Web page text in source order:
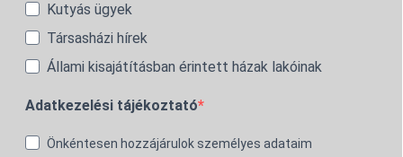
Kutyás ügyek
Társasházi hírek
Állami kisajátításban érintett házak lakóinak
Adatkezelési tájékoztató
Önkéntesen hozzájárulok személyes adataim